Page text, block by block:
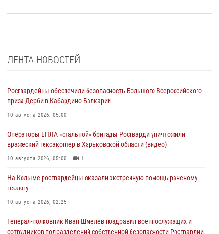
ЛЕНТА НОВОСТЕЙ
Росгвардейцы обеспечили безопасность Большого Всероссийского
приза Дерби в Кабардино-Балкарии
10 августа 2026, 05:00
Операторы БПЛА «стальной» бригады Росгварди уничтожили
вражеский гексакоптер в Харьковской области (видео)
10 августа 2026, 05:00 1
На Колыме росгвардейцы оказали экстренную помощь раненому
геологу
10 августа 2026, 02:25
Генерал-полковник Иван Шмелев поздравил военнослужащих и
сотрудников подразделений собственной безопасности Росгвардии